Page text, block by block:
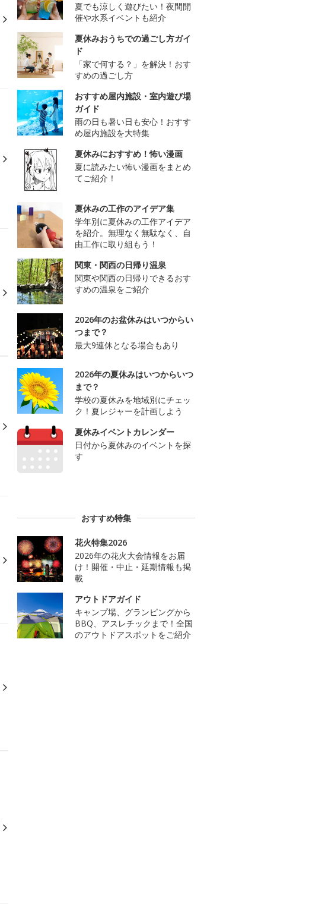
夏でも涼しく遊びたい！夜間開
催や水系イベントも紹介
夏休みおうちでの過ごし方ガイ
ド
「家で何する？」を解決！おす
すめの過ごし方
おすすめ屋内施設・室内遊び場
ガイド
雨の日も暑い日も安心！おすす
め屋内施設を大特集
夏休みにおすすめ！怖い漫画
夏に読みたい怖い漫画をまとめ
てご紹介！
夏休みの工作のアイデア集
学年別に夏休みの工作アイデア
を紹介。無理なく無駄なく、自
由工作に取り組もう！
関東・関西の日帰り温泉
関東や関西の日帰りできるおす
すめの温泉をご紹介
2026年のお盆休みはいつからい
つまで？
最大9連休となる場合もあり
2026年の夏休みはいつからいつ
まで？
学校の夏休みを地域別にチェッ
ク！夏レジャーを計画しよう
夏休みイベントカレンダー
日付から夏休みのイベントを探
す
おすすめ特集
花火特集2026
2026年の花火大会情報をお届
け！開催・中止・延期情報も掲
載
アウトドアガイド
キャンプ場、グランピングから
BBQ、アスレチックまで！全国
のアウトドアスポットをご紹介